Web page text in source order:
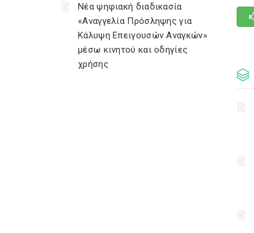
Νέα ψηφιακή διαδικασία
«Αναγγελία Πρόσληψης για
Κάλυψη Επειγουσών Αναγκών»
μέσω κινητού και οδηγίες
χρήσης